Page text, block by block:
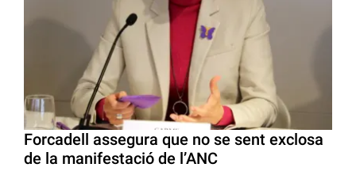
Forcadell assegura que no se sent exclosa
de la manifestació de l’ANC